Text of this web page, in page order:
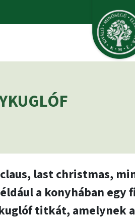
last christmas,
a konyhában
titkát, amelynek